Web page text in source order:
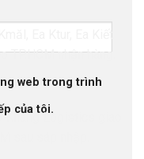
TP.HCM nhận hàng.
Khang Logistics giao
sau sáp nhập.
web trong trình
của tôi.